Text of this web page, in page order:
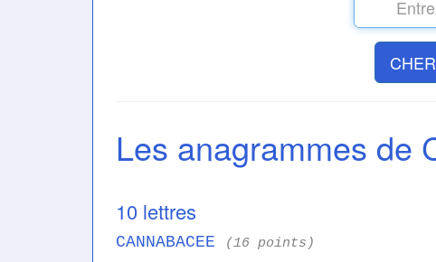
Les anagrammes de
10 lettres
CANNABACEE (16 points)